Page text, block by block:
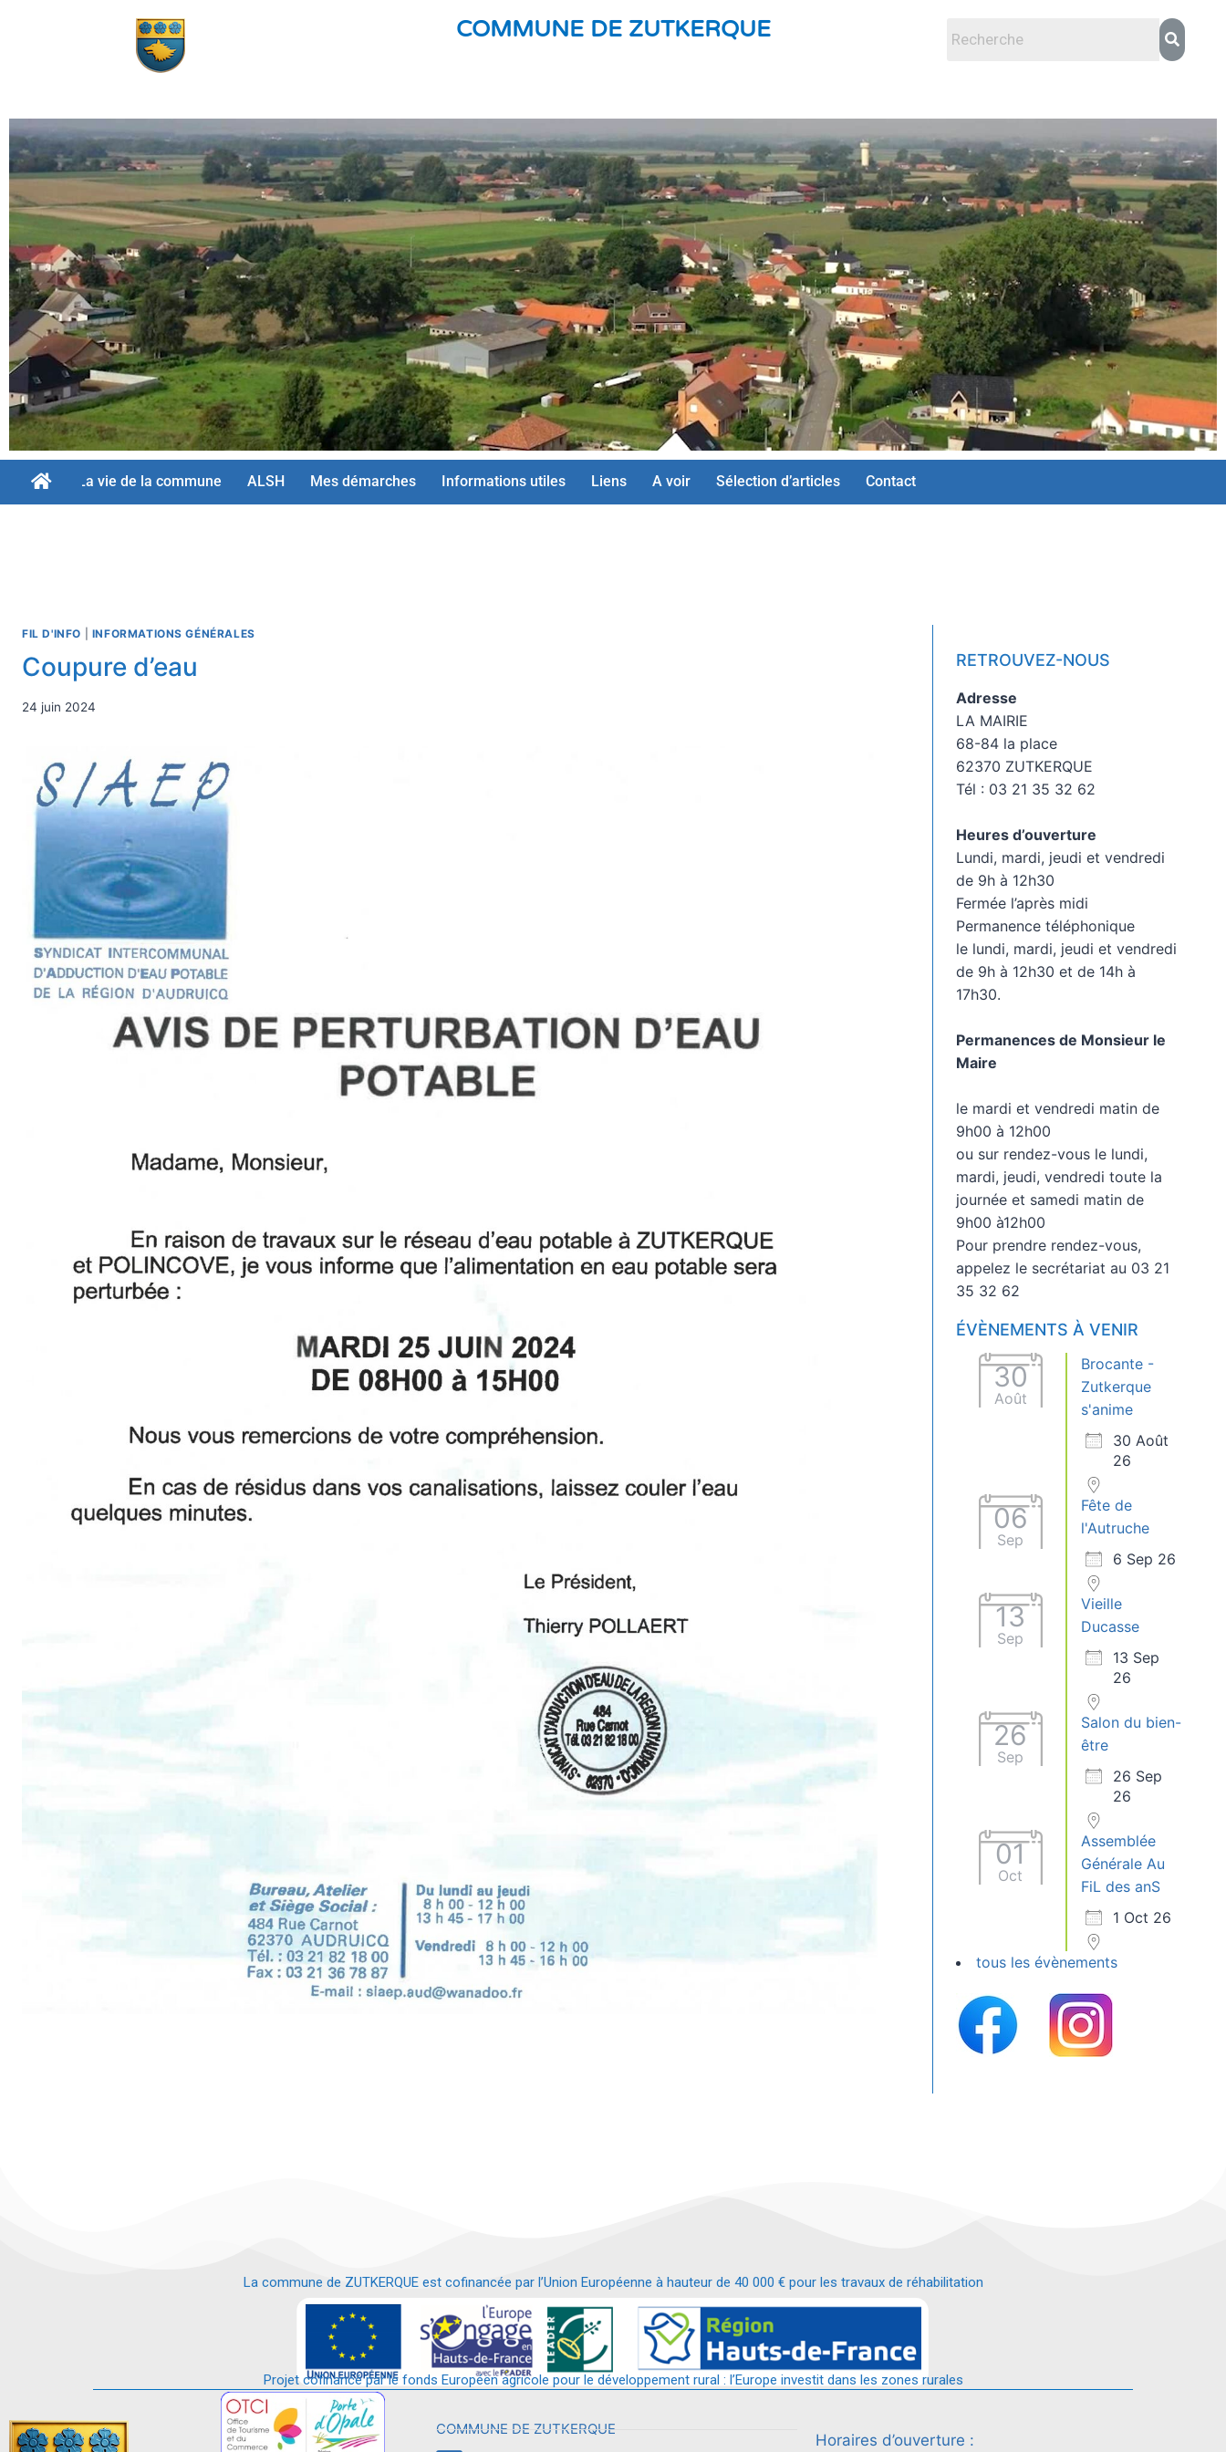
COMMUNE DE ZUTKERQUE
La vie de la commune ALSH Mes démarches Informations utiles Liens A voir Sélection d’articles Contact
FIL D'INFO INFORMATIONS GÉNÉRALES
Coupure d’eau
24 juin 2024
RETROUVEZ-NOUS
Adresse
LA MAIRIE
68-84 la place
62370 ZUTKERQUE
Tél : 03 21 35 32 62
Heures d’ouverture
Lundi, mardi, jeudi et vendredi
de 9h à 12h30
Fermée l’après midi
Permanence téléphonique
le lundi, mardi, jeudi et vendredi
de 9h à 12h30 et de 14h à
17h30.
Permanences de Monsieur le
Maire
le mardi et vendredi matin de
9h00 à 12h00
ou sur rendez-vous le lundi,
mardi, jeudi, vendredi toute la
journée et samedi matin de
9h00 à12h00
Pour prendre rendez-vous,
appelez le secrétariat au 03 21
35 32 62
ÉVÈNEMENTS À VENIR
30
Août
Brocante -
Zutkerque
s'anime
30 Août
26
06
Sep
Fête de
l'Autruche
6 Sep 26
13
Sep
Vieille
Ducasse
13 Sep
26
26
Sep
Salon du bien-
être
26 Sep
26
01
Oct
Assemblée
Générale Au
FiL des anS
1 Oct 26
tous les évènements
La commune de ZUTKERQUE est cofinancée par l’Union Européenne à hauteur de 40 000 € pour les travaux de réhabilitation
et requalification d’un bâtiment en services et commerces de proximité.
Projet cofinancé par le fonds Européen agricole pour le développement rural : l’Europe investit dans les zones rurales
COMMUNE DE ZUTKERQUE
Horaires d’ouverture :